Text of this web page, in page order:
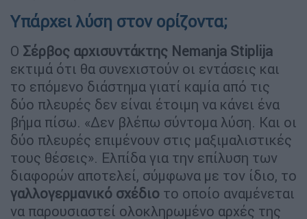
Υπάρχει λύση στον ορίζοντα;
Ο Σέρβος αρχισυντάκτης Nemanja Stiplija
εκτιμά ότι θα συνεχιστούν οι εντάσεις και
το επόμενο διάστημα γιατί καμία από τις
δύο πλευρές δεν είναι έτοιμη να κάνει ένα
βήμα πίσω. «Δεν βλέπω σύντομα λύση. Και οι
δύο πλευρές επιμένουν στις μαξιμαλιστικές
τους θέσεις». Ελπίδα για την επίλυση των
διαφορών αποτελεί, σύμφωνα με τον ίδιο, το
γαλλογερμανικό σχέδιο το οποίο αναμένεται
να παρουσιαστεί ολοκληρωμένο αρχές της